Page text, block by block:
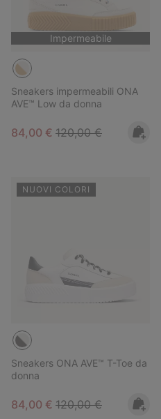
Impermeabile
Sneakers impermeabili ONA
AVE™ Low da donna
Sale price:
84,00 € Regular price:
120,00 €
NUOVI COLORI
Sneakers ONA AVE™ T-Toe da
donna
Sale price:
84,00 € Regular price:
120,00 €